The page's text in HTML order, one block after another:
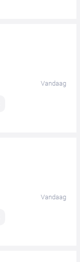
Vandaag
Vandaag